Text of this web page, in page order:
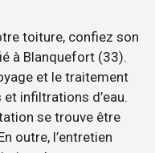
toiture, confiez son
à Blanquefort (33).
et le traitement
infiltrations d’eau.
se trouve être
outre, l’entretien